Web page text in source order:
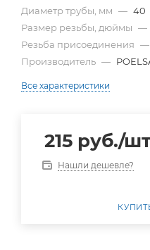
Диаметр трубы, мм — 40
Размер резьбы, дюймы —
Резьба присоединения —
Производитель —
Все характеристики
215 руб./
Нашли дешевле?